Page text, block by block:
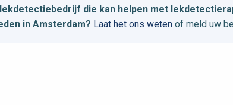
die kan helpen met
in Amsterdam? Laat het ons weten of meld uw